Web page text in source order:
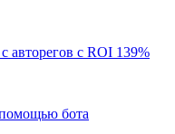
с ROI 139%
бота